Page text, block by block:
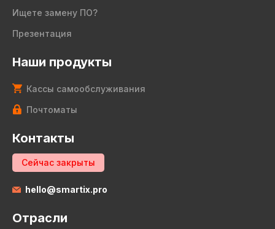
Ищете замену ПО?
Презентация
Наши продукты
Кассы самообслуживания
Почтоматы
Контакты
Сейчас закрыты
hello@smartix.pro
Отрасли